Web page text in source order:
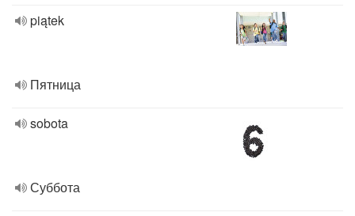
piątek
Пятница
sobota
Суббота